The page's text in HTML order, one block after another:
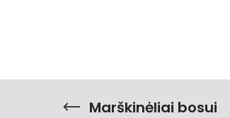
Marškinėliai bosui